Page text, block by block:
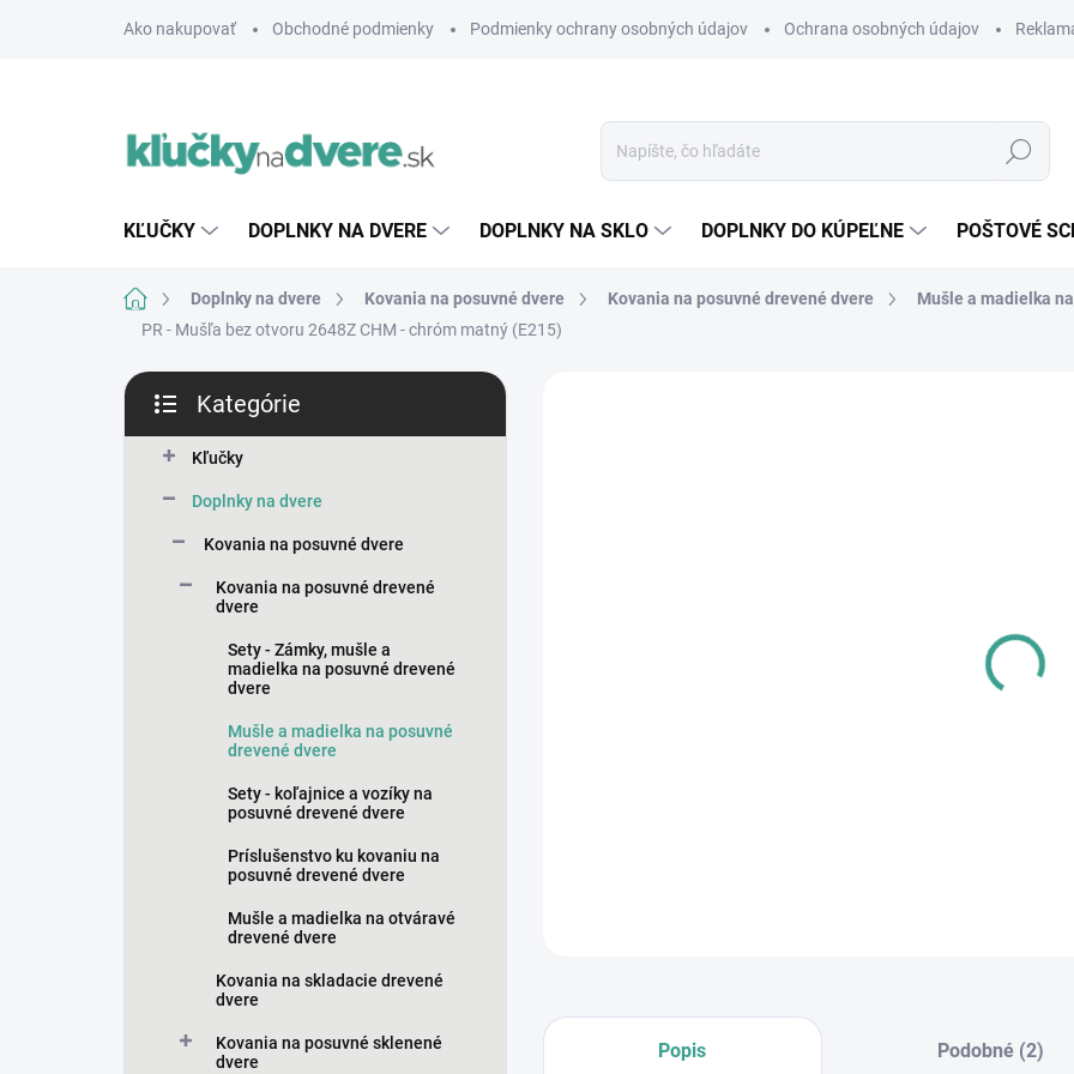
Ako nakupovať Obchodné podmienky Podmienky ochrany osobných údajov Ochrana osobných údajov
Hľadať
KĽUČKY DOPLNKY NA DVERE DOPLNKY NA SKLO DOPLNKY DO KÚPEĽNE POŠTOVÉ
DomovDoplnky na dvere Kovania na posuvné dvere Kovania na posuvné drevené dvere
Mušle a madielka
PR - Mušľa bez otvoru 2648Z CHM - chróm matný (E215)
B
č
kategórie
Kategórie
Kľučky
Doplnky na dvere
Kovania na posuvné dvere
Kovania na posuvné drevené
dvere
Sety - Zámky, mušle a
madielka na posuvné drevené
dvere
Mušle a madielka na posuvné
drevené dvere
Sety - koľajnice a vozíky na
posuvné drevené dvere
Príslušenstvo ku kovaniu na
posuvné drevené dvere
Mušle a madielka na otváravé
drevené dvere
Kovania na skladacie drevené
dvere
Kovania na posuvné sklenené
dvere
Popis Podobné (2)